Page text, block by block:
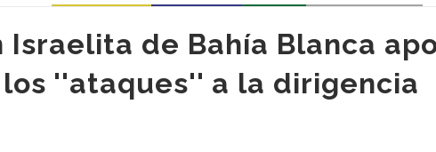
Israelita de Bahía Blanca
los ''ataques'' a la dirigencia